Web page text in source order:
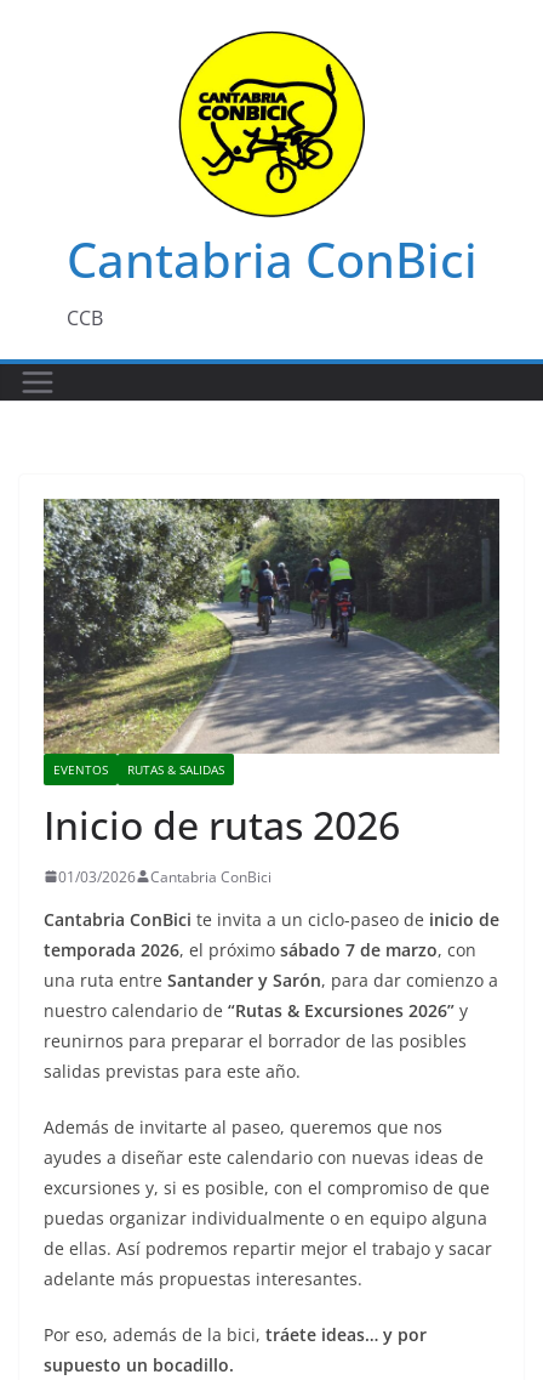
Cantabria ConBici
CCB
EVENTOS RUTAS & SALIDAS
Inicio de rutas 2026
01/03/2026 Cantabria ConBici
Cantabria ConBici te invita a un ciclo-paseo de inicio de
temporada 2026, el próximo sábado 7 de marzo, con
una ruta entre Santander y Sarón, para dar comienzo a
nuestro calendario de “Rutas & Excursiones 2026” y
reunirnos para preparar el borrador de las posibles
salidas previstas para este año.
Además de invitarte al paseo, queremos que nos
ayudes a diseñar este calendario con nuevas ideas de
excursiones y, si es posible, con el compromiso de que
puedas organizar individualmente o en equipo alguna
de ellas. Así podremos repartir mejor el trabajo y sacar
adelante más propuestas interesantes.
Por eso, además de la bici, tráete ideas… y por
supuesto un bocadillo.